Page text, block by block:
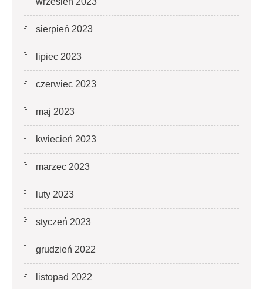
sierpień 2023
lipiec 2023
czerwiec 2023
maj 2023
kwiecień 2023
marzec 2023
luty 2023
styczeń 2023
grudzień 2022
listopad 2022